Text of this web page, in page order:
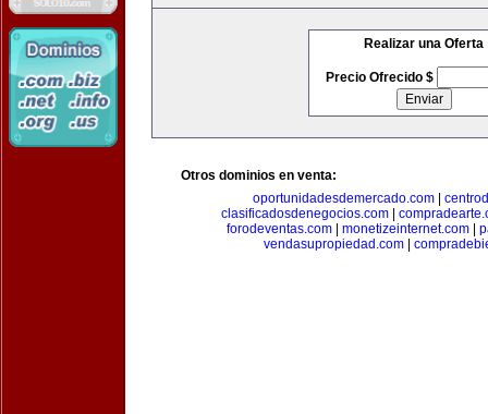
Realizar una Oferta
Precio Ofrecido $
Otros dominios en venta:
oportunidadesdemercado.com
clasificadosdenegocios.com|
forodeventas.com| monetizeinternet.com|
vendasupropiedad.com|